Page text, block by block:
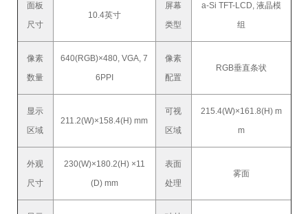
面板
尺寸
10.4英寸
屏幕
类型
a-Si TFT-LCD, 液晶模
组
像素
数量
640(RGB)×480, VGA, 7
6PPI
像素
配置
RGB垂直条状
显示
区域
211.2(W)×158.4(H) mm
可视
区域
215.4(W)×161.8(H) m
m
外观
尺寸
230(W)×180.2(H) ×11
(D) mm
表面
处理
雾面